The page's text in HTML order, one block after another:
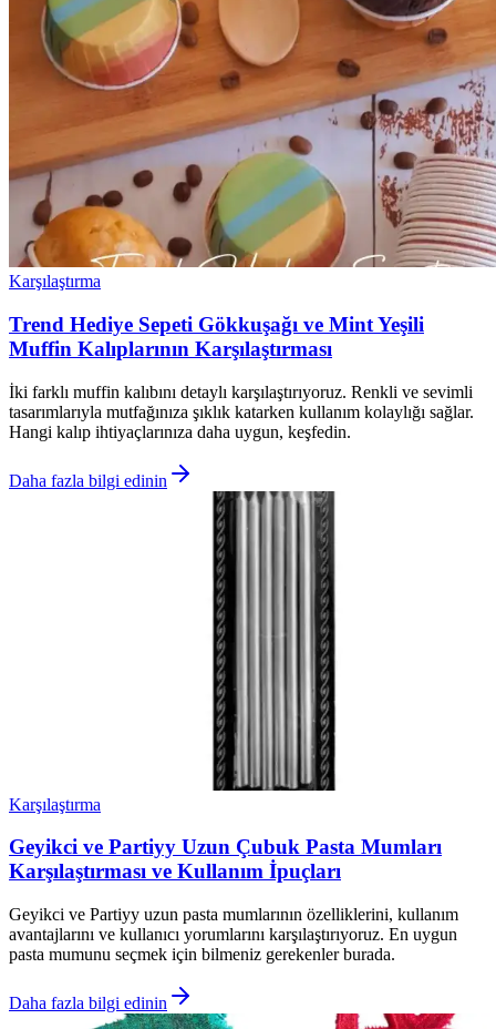
Karşılaştırma
Trend Hediye Sepeti Gökkuşağı ve Mint Yeşili
Muffin Kalıplarının Karşılaştırması
İki farklı muffin kalıbını detaylı karşılaştırıyoruz. Renkli ve sevimli
tasarımlarıyla mutfağınıza şıklık katarken kullanım kolaylığı sağlar.
Hangi kalıp ihtiyaçlarınıza daha uygun, keşfedin.
Daha fazla bilgi edinin
Karşılaştırma
Geyikci ve Partiyy Uzun Çubuk Pasta Mumları
Karşılaştırması ve Kullanım İpuçları
Geyikci ve Partiyy uzun pasta mumlarının özelliklerini, kullanım
avantajlarını ve kullanıcı yorumlarını karşılaştırıyoruz. En uygun
pasta mumunu seçmek için bilmeniz gerekenler burada.
Daha fazla bilgi edinin